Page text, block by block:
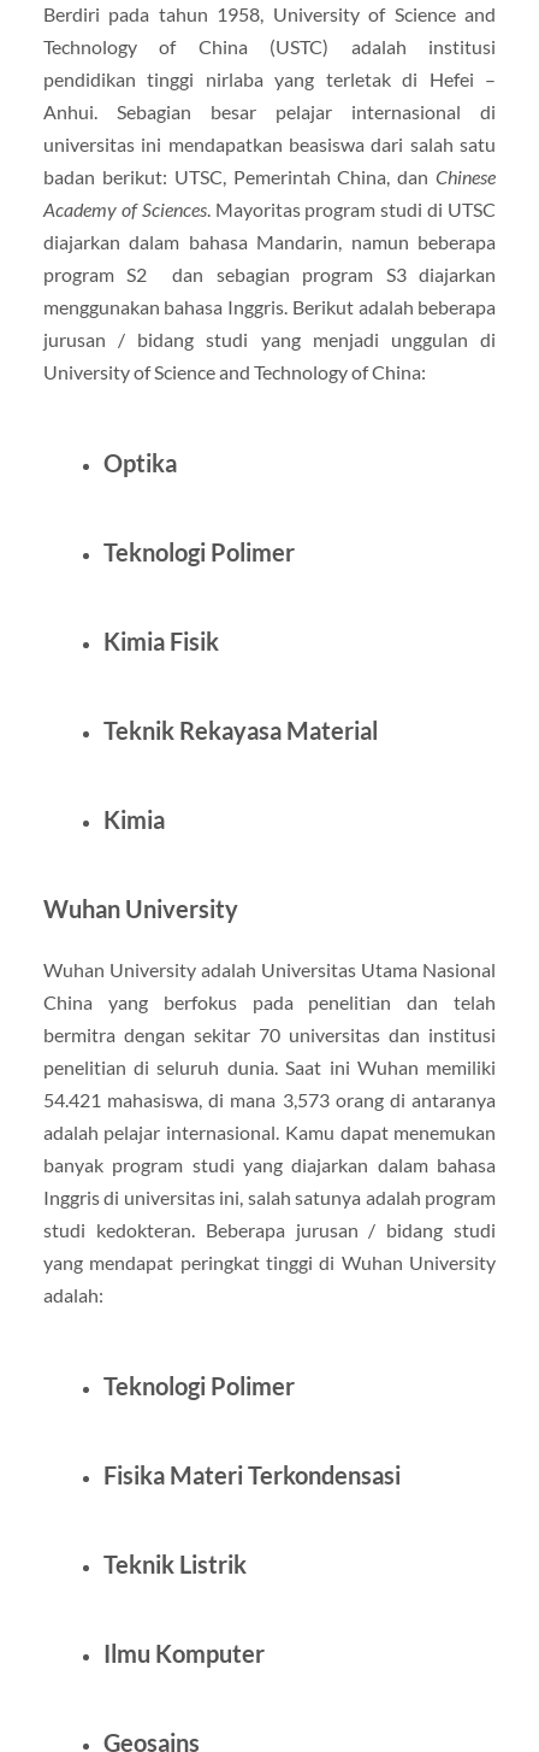
Berdiri pada tahun 1958, University of Science and
Technology of China (USTC) adalah institusi
pendidikan tinggi nirlaba yang terletak di Hefei –
Anhui. Sebagian besar pelajar internasional di
universitas ini mendapatkan beasiswa dari salah satu
badan berikut: UTSC, Pemerintah China, danChinese
Academy of Sciences. Mayoritas program studi di UTSC
diajarkan dalam bahasa Mandarin, namun beberapa
program S2 dan sebagian program S3 diajarkan
menggunakan bahasa Inggris. Berikut adalah beberapa
jurusan / bidang studi yang menjadi unggulan di
University of Science and Technology of China:
Optika
Teknologi Polimer
Kimia Fisik
Teknik Rekayasa Material
Kimia
Wuhan University
Wuhan University adalah Universitas Utama Nasional
China yang berfokus pada penelitian dan telah
bermitra dengan sekitar 70 universitas dan institusi
penelitian di seluruh dunia. Saat ini Wuhan memiliki
54.421 mahasiswa, di mana 3,573 orang di antaranya
adalah pelajar internasional. Kamu dapat menemukan
banyak program studi yang diajarkan dalam bahasa
Inggris di universitas ini, salah satunya adalah program
studi kedokteran. Beberapa jurusan / bidang studi
yang mendapat peringkat tinggi di Wuhan University
adalah:
Teknologi Polimer
Fisika Materi Terkondensasi
Teknik Listrik
Ilmu Komputer
Geosains